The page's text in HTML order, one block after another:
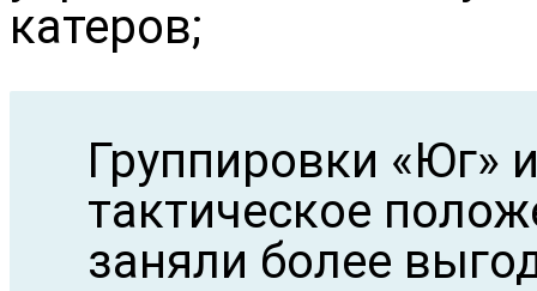
катеров;
Группировки «Юг»
тактическое
заняли более